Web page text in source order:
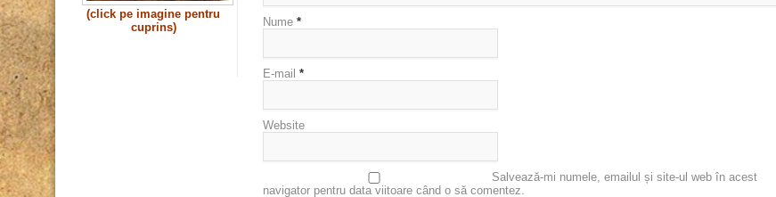
Nume *
E-mail *
Website
Salvează-mi numele, emailul și site-ul web în acest
navigator pentru data viitoare când o să comentez.
(click pe imagine pentru
cuprins)